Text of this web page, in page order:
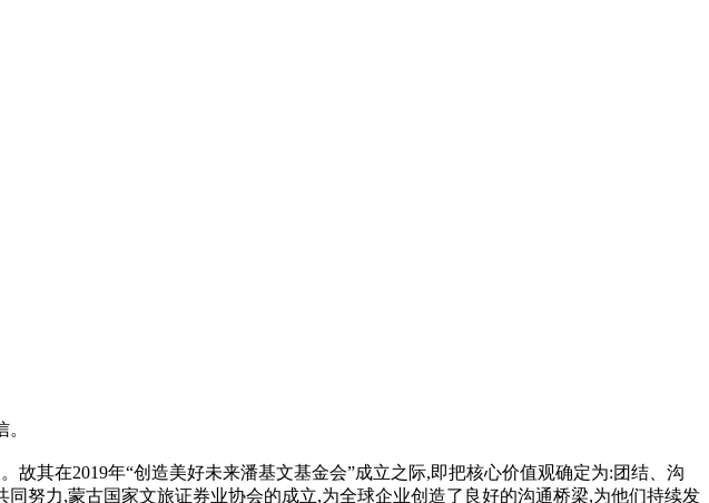
其在2019年“创造美好未来潘基文基金会”成立之际,即把核心价值观确定为:团结、沟
努力,蒙古国家文旅证券业协会的成立,为全球企业创造了良好的沟通桥梁,为他们持续发